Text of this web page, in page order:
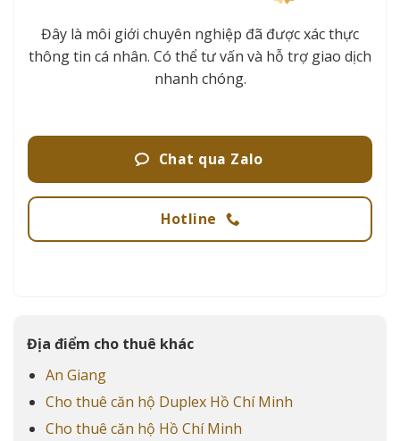
Đây là môi giới chuyên nghiệp đã được xác thực
thông tin cá nhân. Có thể tư vấn và hỗ trợ giao dịch
nhanh chóng.
Chat qua Zalo
Hotline
Địa điểm cho thuê khác
An Giang
Cho thuê căn hộ Duplex Hồ Chí Minh
Cho thuê căn hộ Hồ Chí Minh